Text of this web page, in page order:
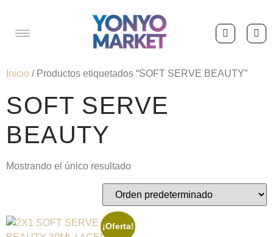
Inicio / Productos etiquetados “SOFT SERVE BEAUTY”
SOFT SERVE
BEAUTY
Mostrando el único resultado
¡Oferta!